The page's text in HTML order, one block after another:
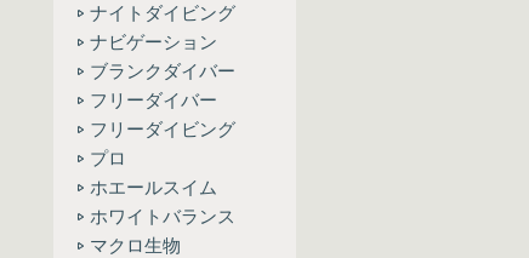
ナイトダイビング
ナビゲーション
ブランクダイバー
フリーダイバー
フリーダイビング
プロ
ホエールスイム
ホワイトバランス
マクロ生物